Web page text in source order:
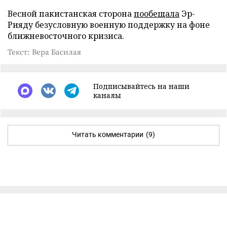
Весной пакистанская сторонапообещала Эр-
Рияду безусловную военную поддержку на фоне
ближневосточного кризиса.
Текст: Вера Басилая
Подписывайтесь на наши
каналы
Читать комментарии (9)